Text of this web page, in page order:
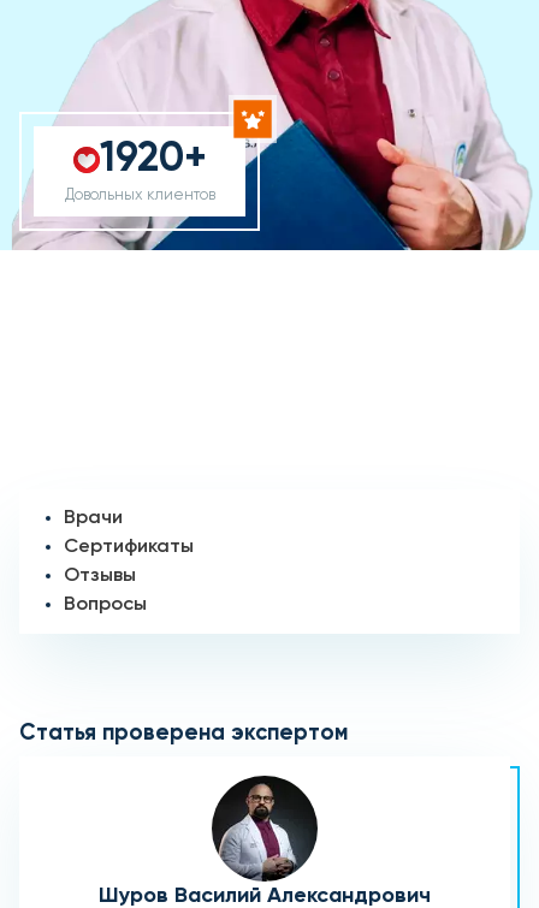
1920+
Довольных клиентов
Врачи
Сертификаты
Отзывы
Вопросы
Статья проверена экспертом
Шуров Василий Александрович